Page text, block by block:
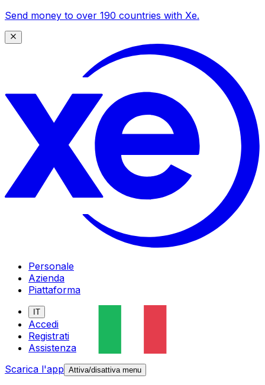
Send money to over 190 countries with Xe.
Personale
Azienda
Piattaforma
IT
Accedi
Registrati
Assistenza
Scarica l'app Attiva/disattiva menu